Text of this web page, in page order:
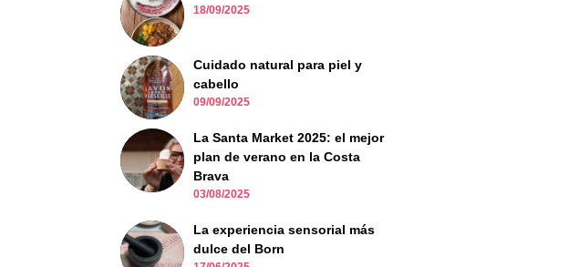
18/09/2025
Cuidado natural para piel y
cabello
09/09/2025
La Santa Market 2025: el mejor
plan de verano en la Costa
Brava
03/08/2025
La experiencia sensorial más
dulce del Born